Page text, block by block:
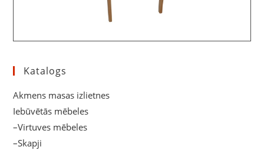
Katalogs
Akmens masas izlietnes
Iebūvētās mēbeles
–Virtuves mēbeles
–Skapji